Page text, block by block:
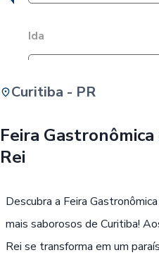
Ida
Curitiba - PR
Feira
Rei
Descubra a Feira
mais saborosos de Curitiba!
Rei se transforma em um